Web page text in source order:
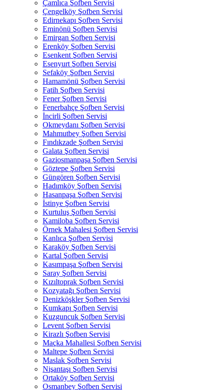
Çamlıca Şofben Servisi
Çengelköy Şofben Servisi
Edirnekapı Şofben Servisi
Eminönü Şofben Servisi
Emirgan Şofben Servisi
Erenköy Şofben Servisi
Esenkent Şofben Servisi
Esenyurt Şofben Servisi
Sefaköy Şofben Servisi
Hamamönü Şofben Servisi
Fatih Şofben Servisi
Fener Şofben Servisi
Fenerbahçe Şofben Servisi
İncirli Şofben Servisi
Okmeydanı Şofben Servisi
Mahmutbey Şofben Servisi
Fındıkzade Şofben Servisi
Galata Şofben Servisi
Gaziosmanpaşa Şofben Servisi
Göztepe Şofben Servisi
Güngören Şofben Servisi
Hadımköy Şofben Servisi
Hasanpaşa Şofben Servisi
İstinye Şofben Servisi
Kurtuluş Şofben Servisi
Kamiloba Şofben Servisi
Örnek Mahalesi Şofben Servisi
Kanlıca Şofben Servisi
Karaköy Şofben Servisi
Kartal Şofben Servisi
Kasımpaşa Şofben Servisi
Saray Şofben Servisi
Kızıltoprak Şofben Servisi
Kozyatağı Şofben Servisi
Denizköşkler Şofben Servisi
Kumkapı Şofben Servisi
Kuzguncuk Şofben Servisi
Levent Şofben Servisi
Kirazlı Şofben Servisi
Maçka Mahallesi Şofben Servisi
Maltepe Şofben Servisi
Maslak Şofben Servisi
Nişantaşı Şofben Servisi
Ortaköy Şofben Servisi
Osmanbey Şofben Servisi